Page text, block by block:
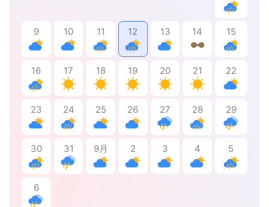
9 10 11 12 13 14 15
16 17 18 19 20 21 22
23 24 25 26 27 28 29
30 31 9月 2 3 4 5
6